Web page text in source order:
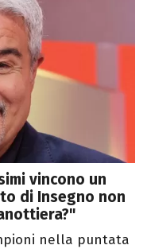
vincono un
di Insegno non
nella puntata